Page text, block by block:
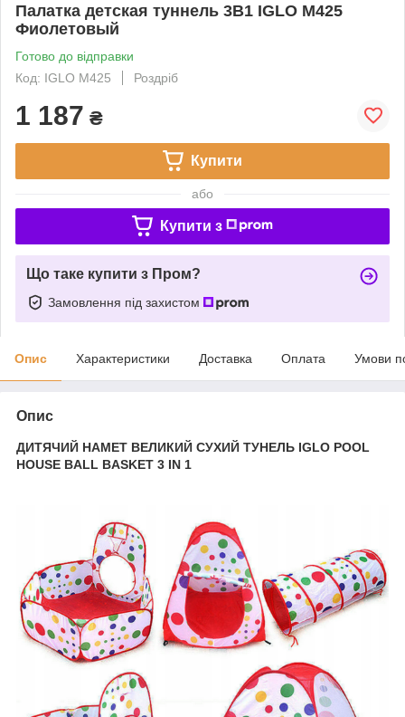
Палатка детская туннель 3В1 IGLO M425
Фиолетовый
Готово до відправки
Код: IGLO M425
Роздріб
1 187 ₴
Купити
або
Купити з
Що таке купити з Пром?
Замовлення під захистом
Опис Характеристики Доставка Оплата Умови
Опис
ДИТЯЧИЙ НАМЕТ ВЕЛИКИЙ СУХИЙ ТУНЕЛЬ IGLO POOL
HOUSE BALL BASKET 3 IN 1